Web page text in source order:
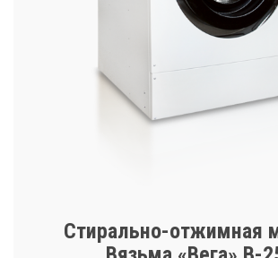
Стирально-отжимная